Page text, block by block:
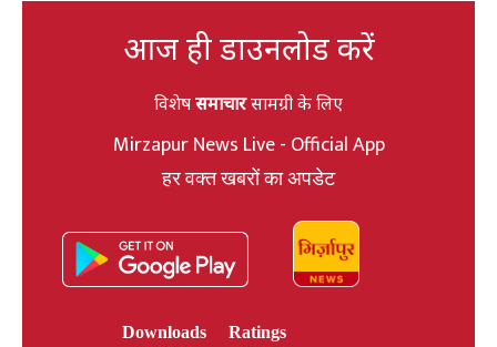
आज ही डाउनलोड करें
विशेषसमाचारसामग्री के लिए
Mirzapur News Live - Official App
हर वक्त खबरों का अपडेट
Downloads
Ratings